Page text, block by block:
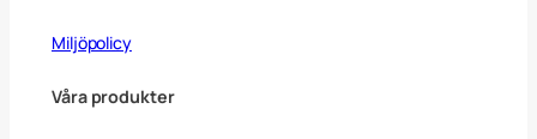
Miljöpolicy
Våra produkter